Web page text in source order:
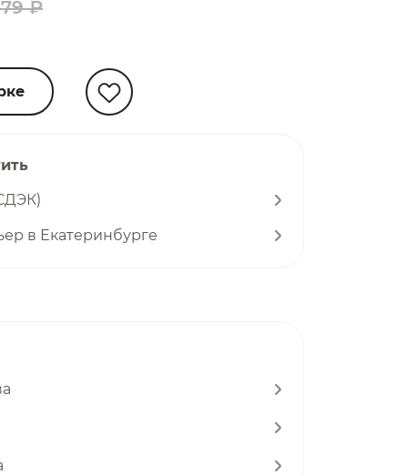
₽
в Екатеринбурге